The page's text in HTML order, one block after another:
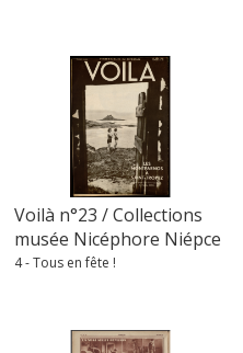
Voilà n°23 / Collections
musée Nicéphore Niépce
4 - Tous en fête !